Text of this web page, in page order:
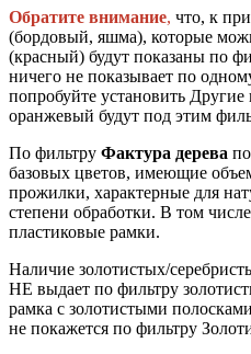
Обратите внимание, что, к
(бордовый, яшма), которые
(красный) будут показаны по
ничего не показывает по
попробуйте установить
оранжевый будут под этим
По фильтру Фактура дерева
базовых цветов, имеющие
прожилки, характерные для
степени обработки. В том
пластиковые рамки.
Наличие золотистых/
НЕ выдает по фильтру
рамка с золотистыми
не покажется по фильтру